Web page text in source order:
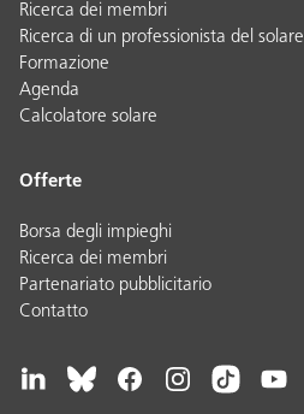
Ricerca dei membri
Ricerca di un professionista del solare
Formazione
Agenda
Calcolatore solare
Offerte
Borsa degli impieghi
Ricerca dei membri
Partenariato pubblicitario
Contatto